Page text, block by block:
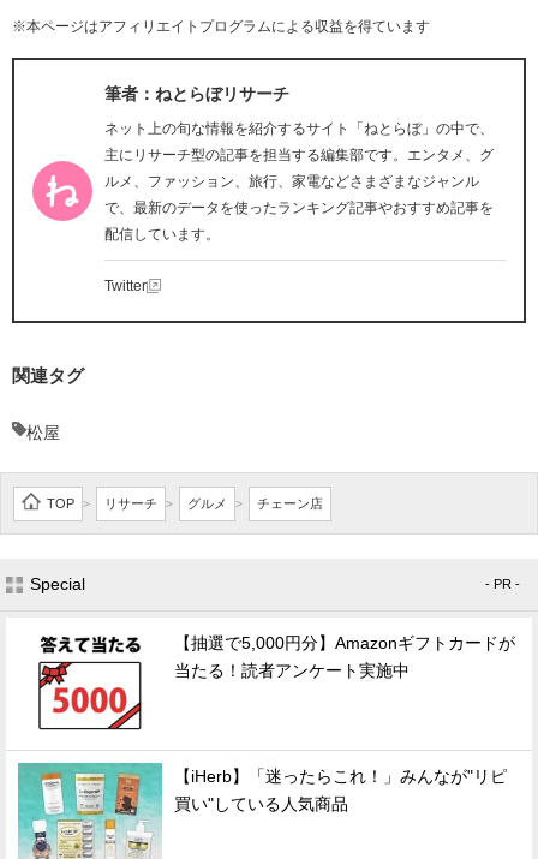
※本ページはアフィリエイトプログラムによる収益を得ています
筆者：ねとらぼリサーチ
ネット上の旬な情報を紹介するサイト「ねとらぼ」の中で、
主にリサーチ型の記事を担当する編集部です。エンタメ、グ
ルメ、ファッション、旅行、家電などさまざまなジャンル
で、最新のデータを使ったランキング記事やおすすめ記事を
配信しています。
Twitter
関連タグ
松屋
TOP > リサーチ > グルメ > チェーン店
Special - PR -
【抽選で5,000円分】Amazonギフトカードが
当たる！読者アンケート実施中
【iHerb】「迷ったらこれ！」みんなが"リピ
買い"している人気商品